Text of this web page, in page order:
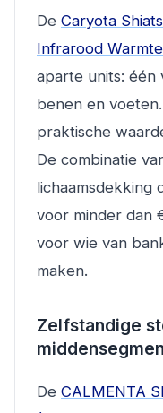
De Caryota
Infrarood
aparte units:
benen en
praktische
De combinatie
lichaamsdekking
voor minder dan
voor wie van
maken.
Zelfstandige
De CALMENTA